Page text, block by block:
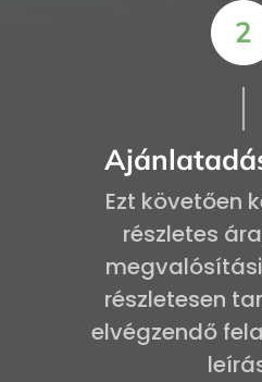
Ezt követően
részletes
részletesen
elvégzendő